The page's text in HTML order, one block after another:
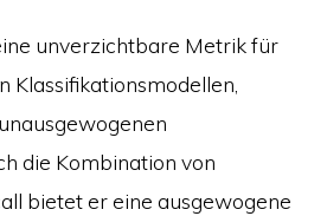
unverzichtbare Metrik für
Klassifikationsmodellen,
die Kombination von
bietet er eine ausgewogene